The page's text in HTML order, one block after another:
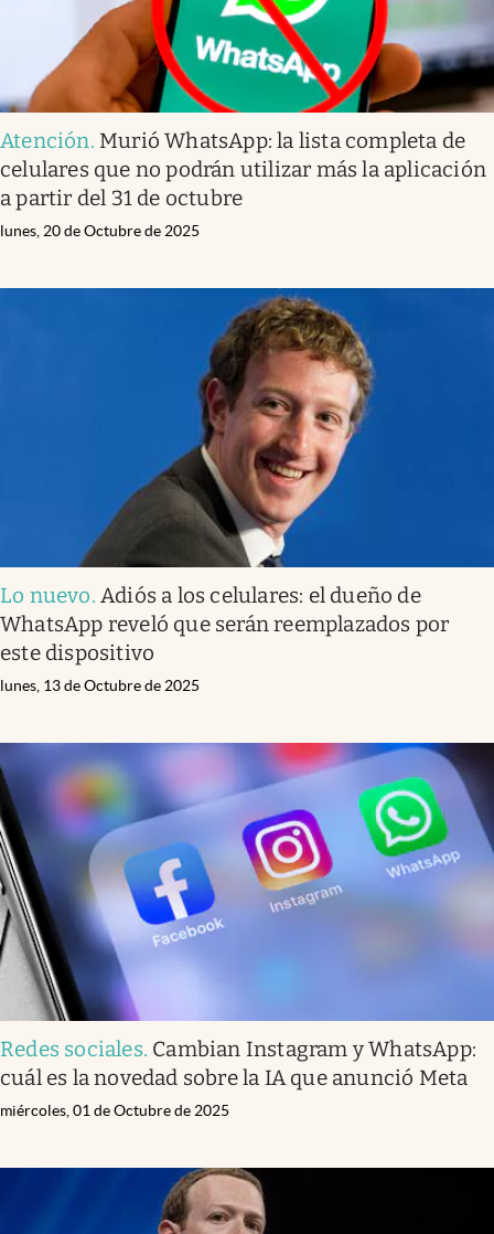
Atención. Murió WhatsApp: la lista completa de
celulares que no podrán utilizar más la aplicación
a partir del 31 de octubre
lunes, 20 de Octubre de 2025
Lo nuevo. Adiós a los celulares: el dueño de
WhatsApp reveló que serán reemplazados por
este dispositivo
lunes, 13 de Octubre de 2025
Redes sociales. Cambian Instagram y WhatsApp:
cuál es la novedad sobre la IA que anunció Meta
miércoles, 01 de Octubre de 2025